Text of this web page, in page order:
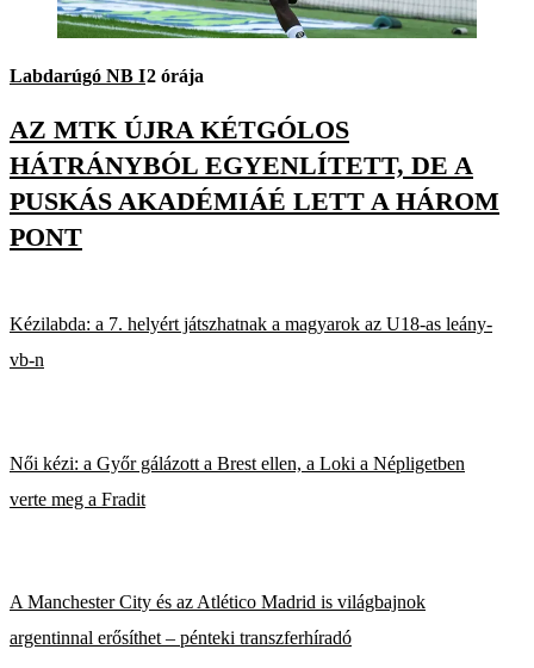
Labdarúgó NB I2 órája
AZ MTK ÚJRA KÉTGÓLOS
HÁTRÁNYBÓL EGYENLÍTETT, DE A
PUSKÁS AKADÉMIÁÉ LETT A HÁROM
PONT
Kézilabda: a 7. helyért játszhatnak a magyarok az U18-as leány-
vb-n
Női kézi: a Győr gálázott a Brest ellen, a Loki a Népligetben
verte meg a Fradit
A Manchester City és az Atlético Madrid is világbajnok
argentinnal erősíthet – pénteki transzferhíradó